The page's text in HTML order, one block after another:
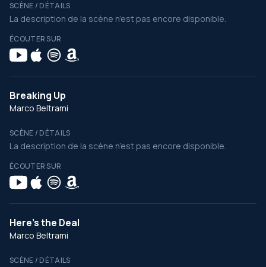
SCÈNE / DÉTAILS
La description de la scène n’est pas encore disponible.
ÉCOUTER SUR
Breaking Up
Marco Beltrami
SCÈNE / DÉTAILS
La description de la scène n’est pas encore disponible.
ÉCOUTER SUR
Here's the Deal
Marco Beltrami
SCÈNE / DÉTAILS